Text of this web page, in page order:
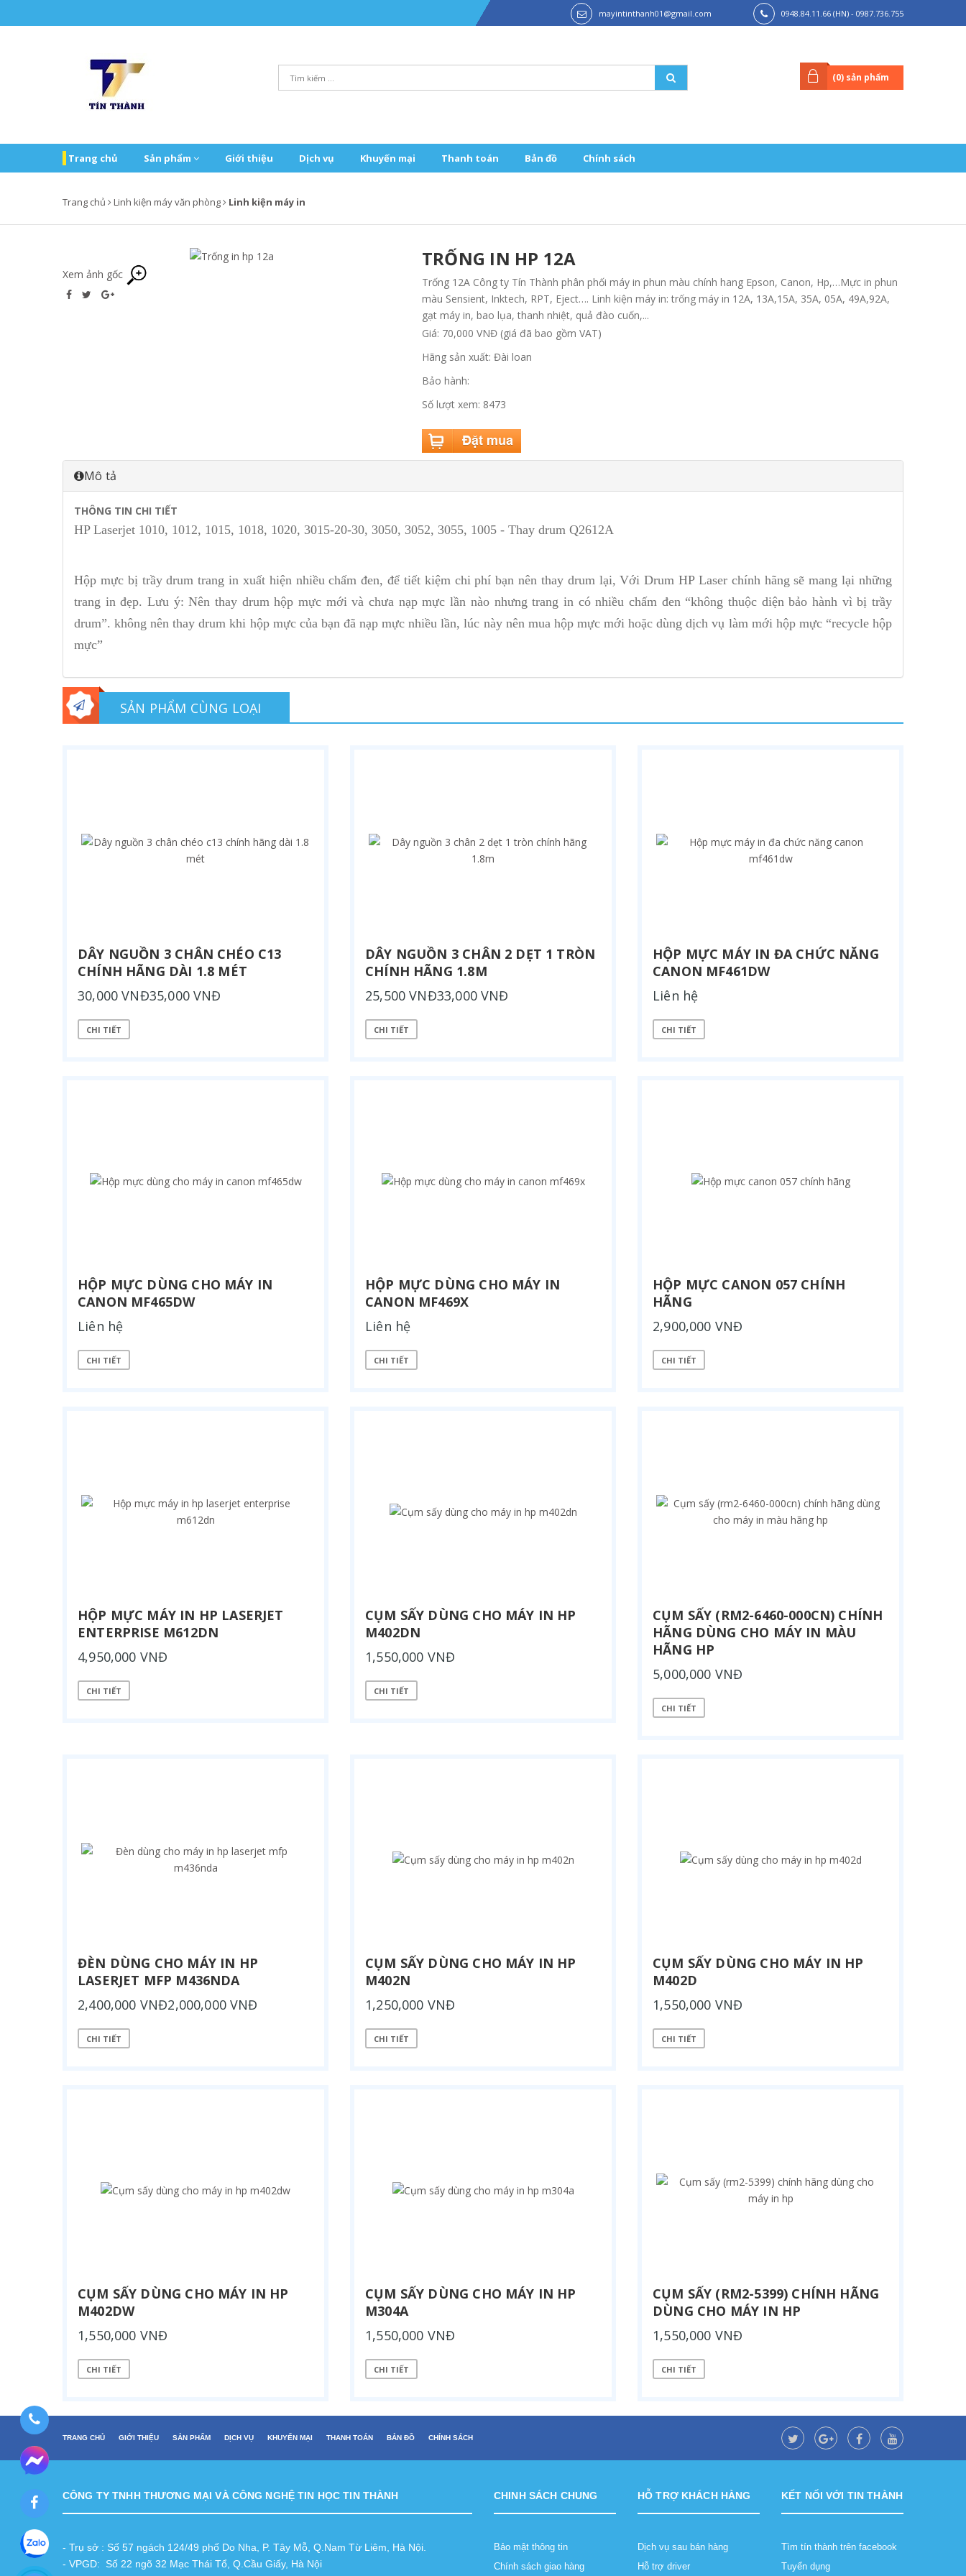
mayintinthanh01@gmail.com 0948.84.11.66 (HN) - 0987.736.755
(0) sản phẩm
Trang chủ Sản phẩm Giới thiệu Dịch vụ Khuyến mại Thanh toán Bản đồ Chính sách
Trang chủ Linh kiện máy văn phòng Linh kiện máy in
Xem ảnh gốc
TRỐNG IN HP 12A
Trống 12A Công ty Tín Thành phân phối máy in phun màu chính hang Epson, Canon, Hp,…Mực in phun
màu Sensient, Inktech, RPT, Eject…. Linh kiện máy in: trống máy in 12A, 13A,15A, 35A, 05A, 49A,92A,
gạt máy in, bao lụa, thanh nhiệt, quả đào cuốn,...
Giá: 70,000 VNĐ (giá đã bao gồm VAT)
Hãng sản xuất: Đài loan
Bảo hành:
Số lượt xem: 8473
Mô tả
THÔNG TIN CHI TIẾT
HP Laserjet 1010, 1012, 1015, 1018, 1020, 3015-20-30, 3050, 3052, 3055, 1005 - Thay drum Q2612A
Hộp mực bị trầy drum trang in xuất hiện nhiều chấm đen, để tiết kiệm chi phí bạn nên thay drum lại, Với Drum HP Laser chính hãng sẽ mang lại những
trang in đẹp. Lưu ý: Nên thay drum hộp mực mới và chưa nạp mực lần nào nhưng trang in có nhiều chấm đen “không thuộc diện bảo hành vì bị trầy
drum”. không nên thay drum khi hộp mực của bạn đã nạp mực nhiều lần, lúc này nên mua hộp mực mới hoặc dùng dịch vụ làm mới hộp mực “recycle hộp
mực”
SẢN PHẨM CÙNG LOẠI
DÂY NGUỒN 3 CHÂN CHÉO C13
CHÍNH HÃNG DÀI 1.8 MÉT
30,000 VNĐ35,000 VNĐ
CHI TIẾT
DÂY NGUỒN 3 CHÂN 2 DẸT 1 TRÒN
CHÍNH HÃNG 1.8M
25,500 VNĐ33,000 VNĐ
CHI TIẾT
HỘP MỰC MÁY IN ĐA CHỨC NĂNG
CANON MF461DW
Liên hệ
CHI TIẾT
HỘP MỰC DÙNG CHO MÁY IN
CANON MF465DW
Liên hệ
CHI TIẾT
HỘP MỰC DÙNG CHO MÁY IN
CANON MF469X
Liên hệ
CHI TIẾT
HỘP MỰC CANON 057 CHÍNH
HÃNG
2,900,000 VNĐ
CHI TIẾT
HỘP MỰC MÁY IN HP LASERJET
ENTERPRISE M612DN
4,950,000 VNĐ
CHI TIẾT
CỤM SẤY DÙNG CHO MÁY IN HP
M402DN
1,550,000 VNĐ
CHI TIẾT
CỤM SẤY (RM2-6460-000CN) CHÍNH
HÃNG DÙNG CHO MÁY IN MÀU
HÃNG HP
5,000,000 VNĐ
CHI TIẾT
ĐÈN DÙNG CHO MÁY IN HP
LASERJET MFP M436NDA
2,400,000 VNĐ2,000,000 VNĐ
CHI TIẾT
CỤM SẤY DÙNG CHO MÁY IN HP
M402N
1,250,000 VNĐ
CHI TIẾT
CỤM SẤY DÙNG CHO MÁY IN HP
M402D
1,550,000 VNĐ
CHI TIẾT
CỤM SẤY DÙNG CHO MÁY IN HP
M402DW
1,550,000 VNĐ
CHI TIẾT
CỤM SẤY DÙNG CHO MÁY IN HP
M304A
1,550,000 VNĐ
CHI TIẾT
CỤM SẤY (RM2-5399) CHÍNH HÃNG
DÙNG CHO MÁY IN HP
1,550,000 VNĐ
CHI TIẾT
TRANG CHỦ GIỚI THIỆU SẢN PHẨM DỊCH VỤ KHUYẾN MẠI THANH TOÁN BẢN ĐỒ CHÍNH SÁCH
CÔNG TY TNHH THƯƠNG MẠI VÀ CÔNG NGHỆ TIN HỌC TIN THÀNH
- Trụ sở : Số 57 ngách 124/49 phố Do Nha, P. Tây Mỗ, Q.Nam Từ Liêm, Hà Nội.
- VPGD: Số 22 ngõ 32 Mạc Thái Tổ, Q.Cầu Giấy, Hà Nội
CHINH SÁCH CHUNG
Bảo mật thông tin
Chính sách giao hàng
HỖ TRỢ KHÁCH HÀNG
Dịch vụ sau bán hàng
Hỗ trợ driver
KẾT NỐI VỚI TIN THÀNH
Tìm tín thành trên facebook
Tuyển dụng